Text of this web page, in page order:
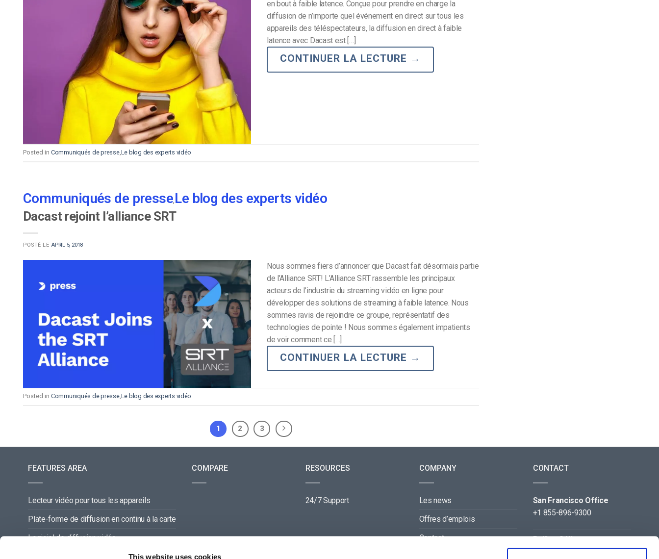
This website uses cookies
en bout à faible latence. Conçue pour prendre en charge la
diffusion de n’importe quel événement en direct sur tous les
appareils des téléspectateurs, la diffusion en direct à faible
latence avec Dacast est […]
CONTINUER LA LECTURE →
Posted in Communiqués de presse,Le blog des experts vidéo
Communiqués de presse,Le blog des experts vidéo
Dacast rejoint l’alliance SRT
POSTÉ LEAPRIL 5, 2018
Nous sommes fiers d’annoncer que Dacast fait désormais partie
de l’Alliance SRT! L’Alliance SRT rassemble les principaux
acteurs de l’industrie du streaming vidéo en ligne pour
développer des solutions de streaming à faible latence. Nous
sommes ravis de rejoindre ce groupe, représentatif des
technologies de pointe ! Nous sommes également impatients
de voir comment ce […]
CONTINUER LA LECTURE →
Posted in Communiqués de presse, Le blog des experts vidéo
1 2 3
FEATURES AREA
Lecteur vidéo pour tous les appareils
Plate-forme de diffusion en continu à la carte
Logiciel de diffusion vidéo
COMPARE RESOURCES
24/7 Support
COMPANY
Les news
Offres d’emplois
Contact
CONTACT
San Francisco Office
+1 855-896-9300
Beijing Office
+86 105-123-5043